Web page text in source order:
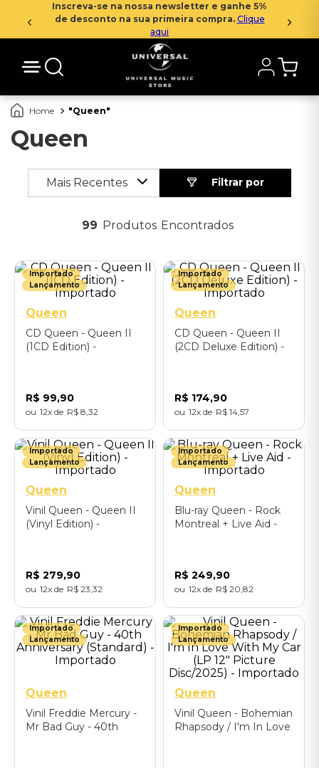
Inscreva-se na nossa newsletter e ganhe 5%
de desconto na sua primeira compra. Clique
aqui
Queen
Queen
Mais Recentes
99 Produtos
Importado
Lançamento
Queen
CD Queen - Queen II
(1CD Edition) -
R$ 99,90
12 R$ 8 32
Importado
Lançamento
Queen
CD Queen - Queen II
(2CD Deluxe Edition) -
R$ 174,90
12 R$ 14 57
Importado
Lançamento
Queen
Vinil Queen - Queen II
(Vinyl Edition) -
R$ 279,90
12 R$ 23 32
Importado
Lançamento
Queen
Blu-ray Queen - Rock
Montreal + Live Aid -
R$ 249,90
12 R$ 20 82
Importado
Lançamento
Queen
Vinil Freddie Mercury -
Mr Bad Guy - 40th
Importado
Lançamento
Queen
Vinil Queen - Bohemian
Rhapsody / I'm In Love